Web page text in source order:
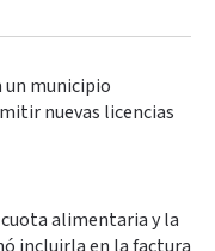
municipio
nuevas licencias
alimentaria y la